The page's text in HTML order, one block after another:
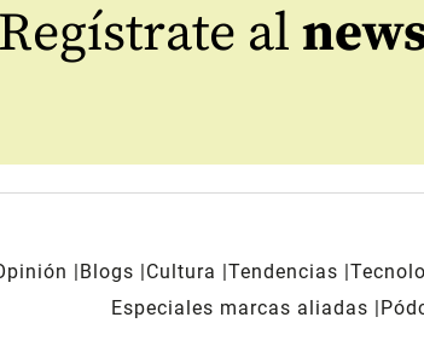
Regístrate al
Blogs Cultura Tendencias
Especiales marcas aliadas